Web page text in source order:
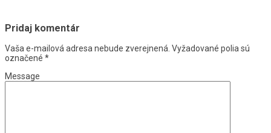
Pridaj komentár
Vaša e-mailová adresa nebude zverejnená. Vyžadované polia sú
označené *
Message